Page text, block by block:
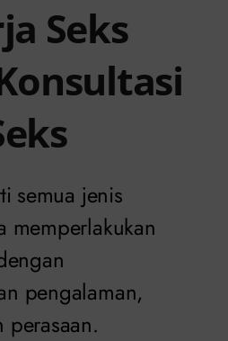
Seks
semua jenis
memperlakukan
pengalaman,
perasaan.